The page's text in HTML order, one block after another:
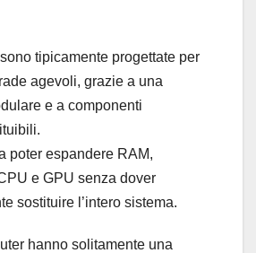
tipicamente progettate per
agevoli, grazie a una
e a componenti
poter espandere RAM,
e GPU senza dover
sostituire l’intero sistema.
hanno solitamente una